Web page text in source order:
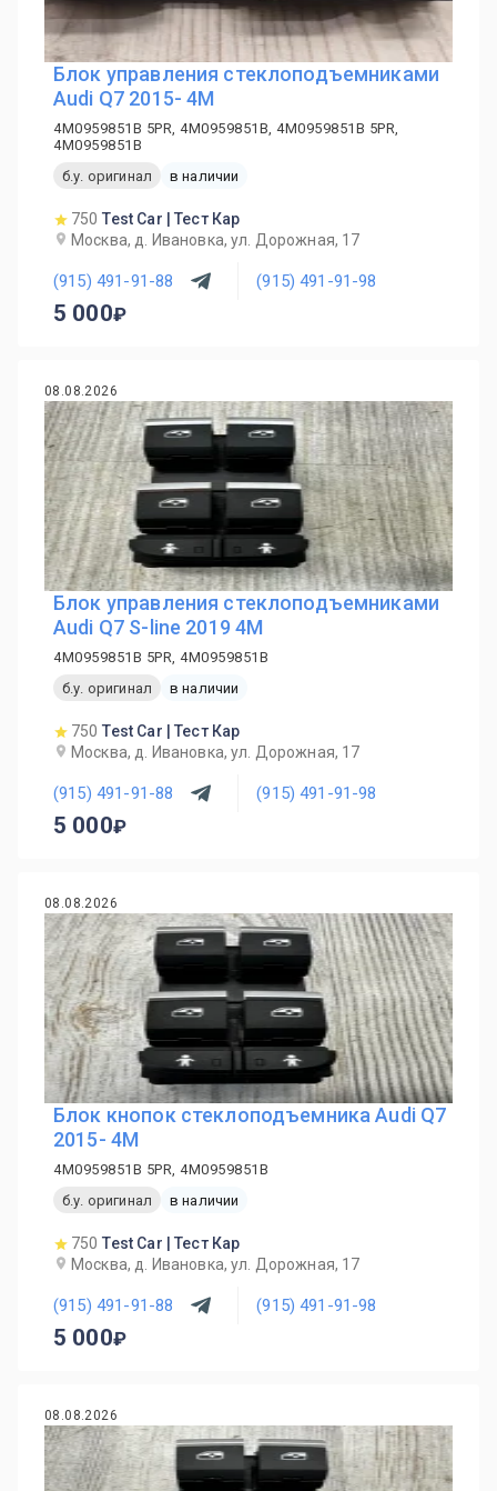
Блок управления стеклоподъемниками
Audi Q7 2015- 4M
4M0959851B 5PR, 4M0959851B, 4M0959851B 5PR,
4M0959851B
б.у. оригинал
в наличии
750 Test Car | Тест Кар
Москва, д. Ивановка, ул. Дорожная, 17
(915) 491-91-88 (915) 491-91-98
5 000
08.08.2026
Блок управления стеклоподъемниками
Audi Q7 S-line 2019 4M
4M0959851B 5PR, 4M0959851B
б.у. оригинал
в наличии
750 Test Car | Тест Кар
Москва, д. Ивановка, ул. Дорожная, 17
(915) 491-91-88 (915) 491-91-98
5 000
08.08.2026
Блок кнопок стеклоподъемника Audi Q7
2015- 4M
4M0959851B 5PR, 4M0959851B
б.у. оригинал
в наличии
750 Test Car | Тест Кар
Москва, д. Ивановка, ул. Дорожная, 17
(915) 491-91-88 (915) 491-91-98
5 000
08.08.2026